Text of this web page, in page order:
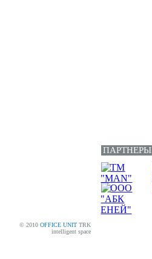
ПАРТНЕРЫ
© 2010 OFFICE UNIT TRK
intelligent space